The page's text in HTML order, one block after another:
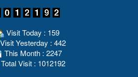
Visit Today : 159
Visit Yesterday : 442
This Month : 2247
Total Visit : 1012192